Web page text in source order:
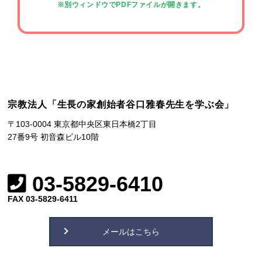
※別ウィンドウでPDFファイルが開きます。
宗教法人「生長の家創始者谷口雅春先生を学ぶ会」
〒103-0004 東京都中央区東日本橋2丁目
27番9号 初音森ビル10階
03-5829-6410
FAX 03-5829-6411
メールはこちら